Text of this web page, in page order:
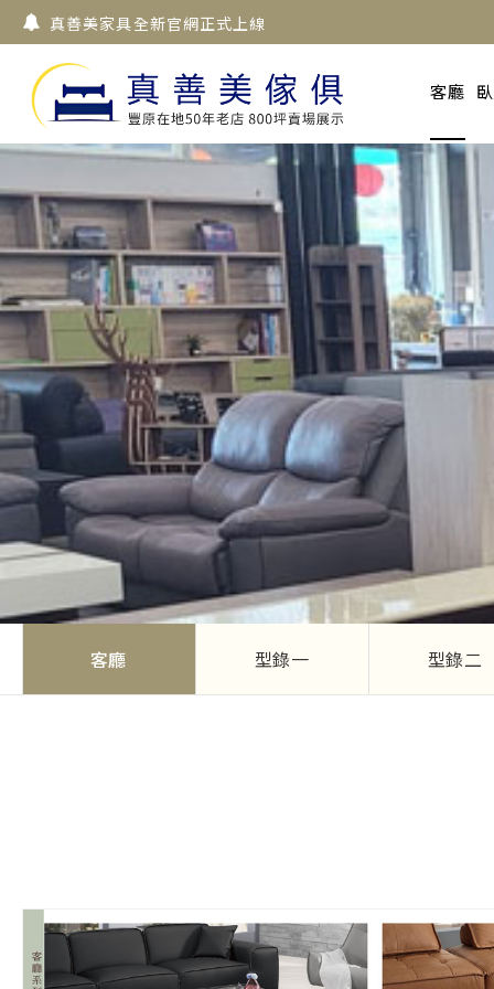
真善美家具全新官網正式上線
客廳
客廳 型錄一 型錄二